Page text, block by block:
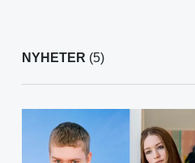
NYHETER (5)